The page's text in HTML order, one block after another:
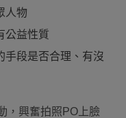
人物
公益性質
手段是否合理、有沒
，興奮拍照PO上臉